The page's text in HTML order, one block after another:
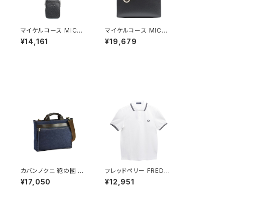
マイケルコース MICHA
EL KORS ショルダーバ
ッグ 35F1STVC2B-B
¥14,161
マイケルコース MICHA
EL KORS ショルダーバ
ッグ 35S1GM9M2L-B
¥19,679
カバンノクニ 鞄の國 ト
ートバッグ ショルダーバ
ッグ 2way 井原デニム
¥17,050
フレッドペリー FRED P
ERRY The Fred Perr
y Shirt M3600 ポロ
¥12,951